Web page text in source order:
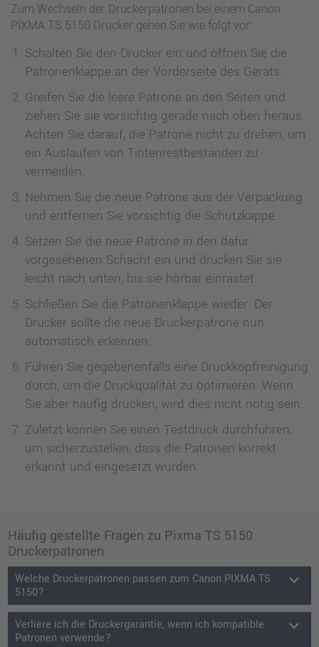
Zum Wechseln der Druckerpatronen bei einem Canon
PIXMA TS 5150 Drucker gehen Sie wie folgt vor:
Schalten Sie den Drucker ein und öffnen Sie die
Patronenklappe an der Vorderseite des Geräts.
Greifen Sie die leere Patrone an den Seiten und
ziehen Sie sie vorsichtig gerade nach oben heraus.
Achten Sie darauf, die Patrone nicht zu drehen, um
ein Auslaufen von Tintenrestbeständen zu
vermeiden.
Nehmen Sie die neue Patrone aus der Verpackung
und entfernen Sie vorsichtig die Schutzkappe.
Setzen Sie die neue Patrone in den dafür
vorgesehenen Schacht ein und drücken Sie sie
leicht nach unten, bis sie hörbar einrastet.
Schließen Sie die Patronenklappe wieder. Der
Drucker sollte die neue Druckerpatrone nun
automatisch erkennen.
Führen Sie gegebenenfalls eine Druckkopfreinigung
durch, um die Druckqualität zu optimieren. Wenn
Sie aber häufig drucken, wird dies nicht nötig sein.
Zuletzt können Sie einen Testdruck durchführen,
um sicherzustellen, dass die Patronen korrekt
erkannt und eingesetzt wurden.
Häufig gestellte Fragen zu Pixma TS 5150
Druckerpatronen
Welche Druckerpatronen passen zum Canon PIXMA TS
5150?
keyboard_arrow_down
Verliere ich die Druckergarantie, wenn ich kompatible
Patronen verwende?
keyboard_arrow_down